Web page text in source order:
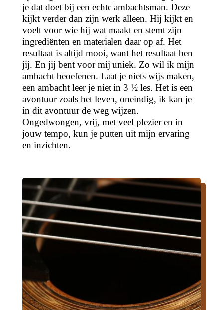
je dat doet bij een echte ambachtsman. Deze
kijkt verder dan zijn werk alleen. Hij kijkt en
voelt voor wie hij wat maakt en stemt zijn
ingrediënten en materialen daar op af. Het
resultaat is altijd mooi, want het resultaat ben
jij. En jij bent voor mij uniek. Zo wil ik mijn
ambacht beoefenen. Laat je niets wijs maken,
een ambacht leer je niet in 3 ½ les. Het is een
avontuur zoals het leven, oneindig, ik kan je
in dit avontuur de weg wijzen.
Ongedwongen, vrij, met veel plezier en in
jouw tempo, kun je putten uit mijn ervaring
en inzichten.